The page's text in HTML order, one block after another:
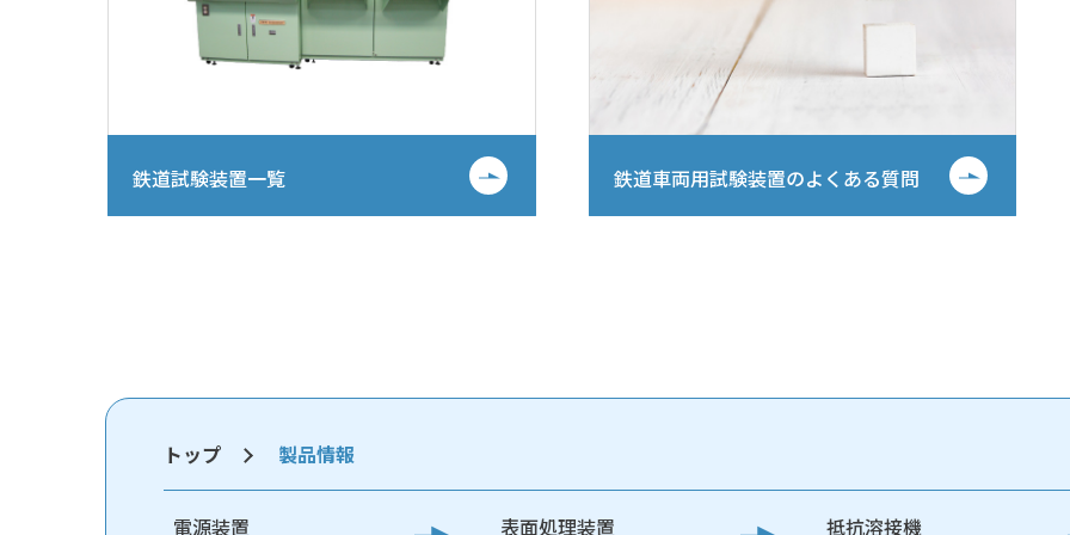
鉄道試験装置一覧 鉄道車両用試験装置のよくある質問
トップ 製品情報
電源装置 表面処理装置 抵抗溶接機